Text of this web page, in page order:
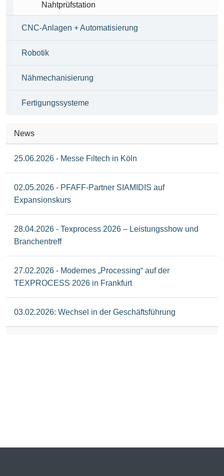
Nahtprüfstation
CNC-Anlagen + Automatisierung
Robotik
Nähmechanisierung
Fertigungssysteme
News
25.06.2026 - Messe Filtech in Köln
02.05.2026 - PFAFF-Partner SIAMIDIS auf
Expansionskurs
28.04.2026 - Texprocess 2026 – Leistungsshow und
Branchentreff
27.02.2026 - Modernes „Processing“ auf der
TEXPROCESS 2026 in Frankfurt
03.02.2026: Wechsel in der Geschäftsführung